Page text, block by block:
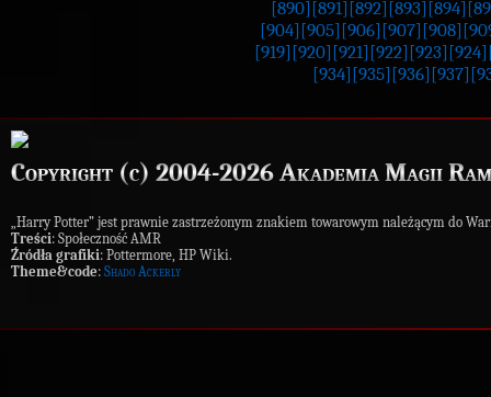
[890] [891] [892] [893] [894]
[904] [905] [906] [907] [908]
[919] [920] [921] [922] [923] [924]
[934] [935] [936] [937]
Copyright (c) 2004-2026 Akademia Magii
„Harry Potter” jest prawnie zastrzeżonym znakiem towarowym należącym do
Treści: Społeczność AMR
Źródła grafiki: Pottermore, HP Wiki.
Theme&code: Shado Ackerly